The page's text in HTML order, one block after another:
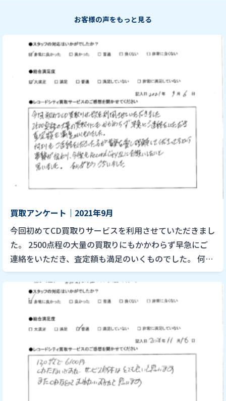
お客様の声をもっと見る
買取アンケート｜2021年9月
今回初めてCD買取りサービスを利用させていただきまし
た。 2500点程の大量の買取りにもかかわらず早急にご
連絡をいただき、査定額も満足のいくものでした。 何よ
りもご連絡をくださった方が音楽を愛し理解してくださ
っているとい […]